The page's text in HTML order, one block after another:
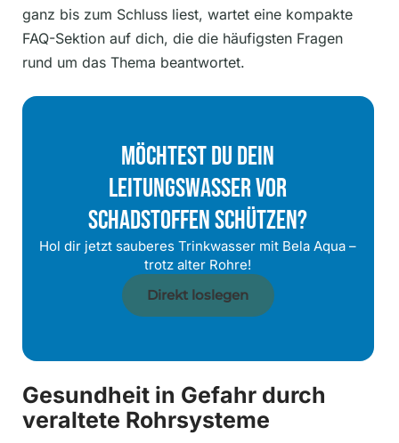
ganz bis zum Schluss liest, wartet eine kompakte
FAQ-Sektion auf dich, die die häufigsten Fragen
rund um das Thema beantwortet.
Möchtest Du Dein
Leitungswasser Vor
Schadstoffen Schützen?
Hol dir jetzt sauberes Trinkwasser mit Bela Aqua –
trotz alter Rohre!
Direkt loslegen
Gesundheit in Gefahr durch
veraltete Rohrsysteme